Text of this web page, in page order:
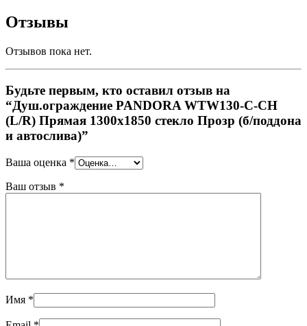
Отзывы
Отзывов пока нет.
Будьте первым, кто оставил отзыв на
“Душ.ограждение PANDORA WTW130-C-CH
(L/R) Прямая 1300х1850 стекло Прозр (б/поддона
и автослива)”
Ваша оценка *
Ваш отзыв *
Имя *